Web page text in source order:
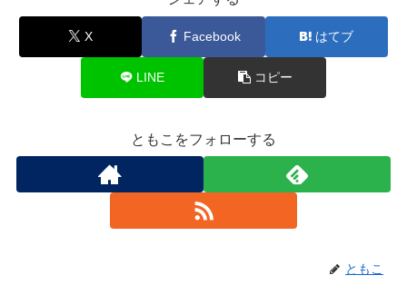
X Facebook はてブ
LINE コピー
ともこをフォローする
ともこ